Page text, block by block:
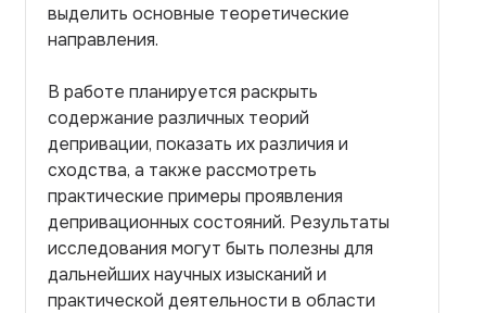
выделить основные теоретические
направления.
В работе планируется раскрыть
содержание различных теорий
депривации, показать их различия и
сходства, а также рассмотреть
практические примеры проявления
депривационных состояний. Результаты
исследования могут быть полезны для
дальнейших научных изысканий и
практической деятельности в области